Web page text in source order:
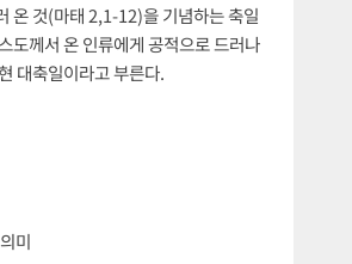
온 것(마태 2,1-12)을 기념하는 축일
도께서 온 인류에게 공적으로 드러나
대축일이라고 부른다.
미